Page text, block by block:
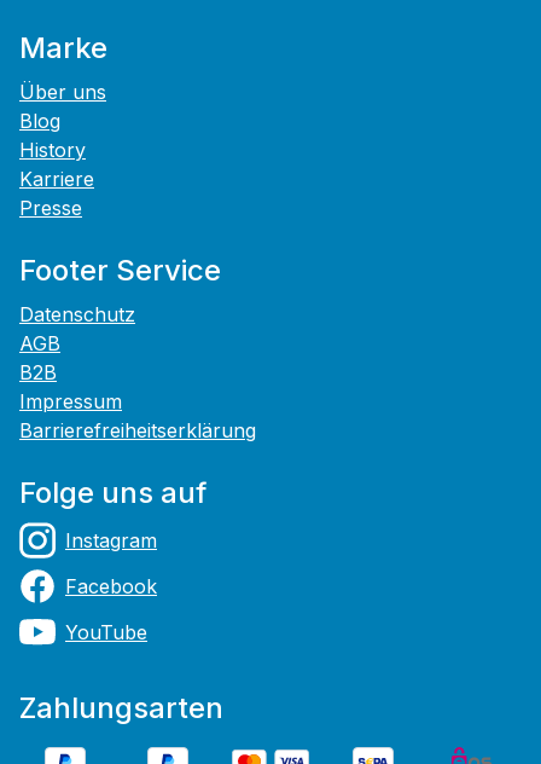
Marke
Über uns
Blog
History
Karriere
Presse
Footer Service
Datenschutz
AGB
B2B
Impressum
Barrierefreiheitserklärung
Folge uns auf
Instagram
Facebook
YouTube
Zahlungsarten